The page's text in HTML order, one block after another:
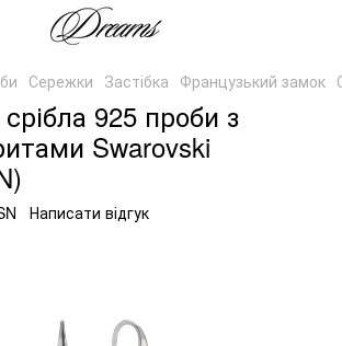
Сережки Застібка Французький замок
925 проби з
Swarovski
Написати відгук